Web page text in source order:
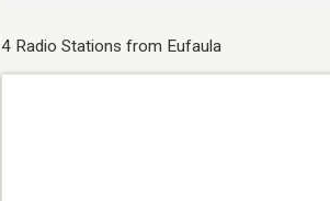
4 Radio Stations from Eufaula